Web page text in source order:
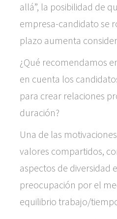
allá”, la posibilidad de
empresa-candidato se
plazo aumenta
¿Qué recomendamos
en cuenta los
para crear relaciones
duración?
Una de las
valores compartidos,
aspectos de diversidad
preocupación por el
equilibrio trabajo/